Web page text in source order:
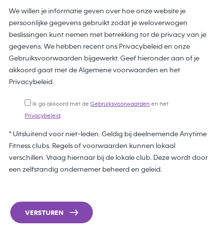
We willen je informatie geven over hoe onze website je
persoonlijke gegevens gebruikt zodat je weloverwogen
beslissingen kunt nemen met betrekking tot de privacy van je
gegevens. We hebben recent ons Privacybeleid en onze
Gebruiksvoorwaarden bijgewerkt. Geef hieronder aan of je
akkoord gaat met de Algemene voorwaarden en het
Privacybeleid.
Ik ga akkoord met de Gebruiksvoorwaarden en het
Privacybeleid.
* Uitsluitend voor niet-leden. Geldig bij deelnemende Anytime
Fitness clubs. Regels of voorwaarden kunnen lokaal
verschillen. Vraag hiernaar bij de lokale club. Deze wordt door
een zelfstandig ondernemer beheerd en geleid.
VERSTUREN